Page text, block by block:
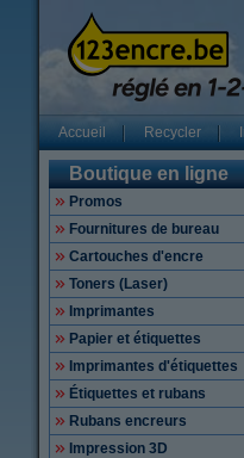
Accueil Recycler
Boutique en ligne
Promos
Fournitures de bureau
Cartouches d'encre
Toners (Laser)
Imprimantes
Papier et étiquettes
Imprimantes d'étiquettes
Étiquettes et rubans
Rubans encreurs
Impression 3D